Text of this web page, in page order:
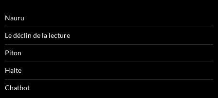
Nauru
Le déclin de la lecture
Piton
Halte
Chatbot